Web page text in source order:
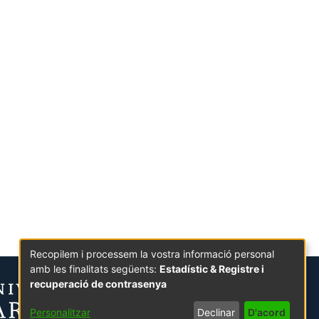
Recopilem i processem la vostra informació personal
amb les finalitats següents: Estadístic & Registre i
recuperació de contrasenya
Personalitzar Declinar D'acord